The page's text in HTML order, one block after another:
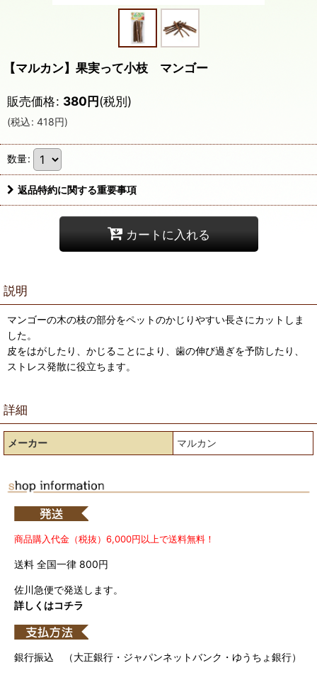
【マルカン】果実って小枝 マンゴー
販売価格: 380円(税別)
(税込: 418円)
数量:
返品特約に関する重要事項
カートに入れる
説明
マンゴーの木の枝の部分をペットのかじりやすい長さにカットしま
した。
皮をはがしたり、かじることにより、歯の伸び過ぎを予防したり、
ストレス発散に役立ちます。
詳細
メーカー マルカン
商品購入代金（税抜）6,000円以上で送料無料！
送料 全国一律 800円
佐川急便で発送します。
詳しくはコチラ
銀行振込 （大正銀行・ジャパンネットバンク・ゆうちょ銀行）